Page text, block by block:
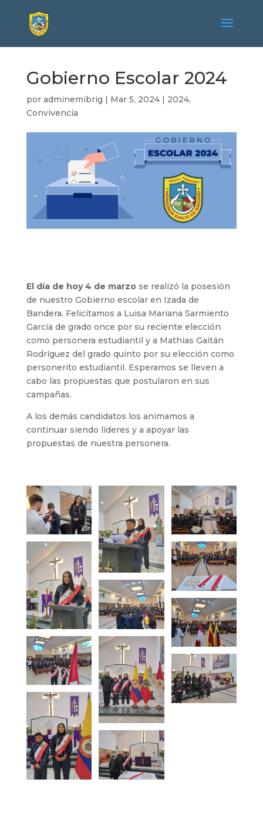
Gobierno Escolar 2024
por adminemibrig | Mar 5, 2024| 2024,
Convivencia
El día de hoy 4 de marzose realizó la posesión
de nuestro Gobierno escolar en Izada de
Bandera. Felicitamos a Luisa Mariana Sarmiento
García de grado once por su reciente elección
como personera estudiantil y a Mathias Gaitán
Rodríguez del grado quinto por su elección como
personerito estudiantil. Esperamos se lleven a
cabo las propuestas que postularon en sus
campañas.
A los demás candidatos los animamos a
continuar siendo líderes y a apoyar las
propuestas de nuestra personera.